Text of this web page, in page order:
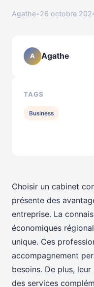
Agathe•26 octobre
Choisir un cabinet
présente des
entreprise. La
économiques
unique. Ces
accompagnement
besoins. De plus,
des services
A Agathe
TAGS
Business